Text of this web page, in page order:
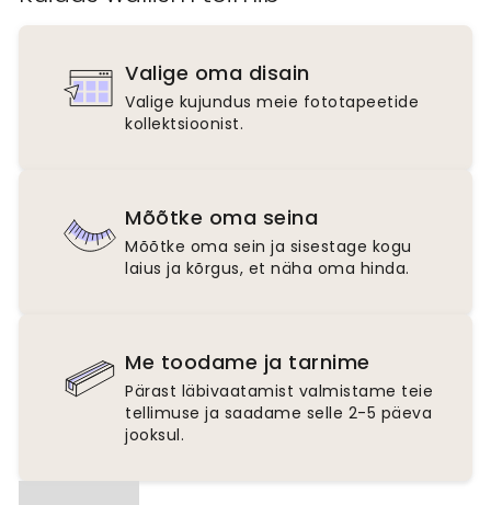
Valige oma disain
Valige kujundus meie fototapeetide
kollektsioonist.
Mõõtke oma seina
Mõõtke oma sein ja sisestage kogu
laius ja kõrgus, et näha oma hinda.
Me toodame ja tarnime
Pärast läbivaatamist valmistame teie
tellimuse ja saadame selle 2-5 päeva
jooksul.